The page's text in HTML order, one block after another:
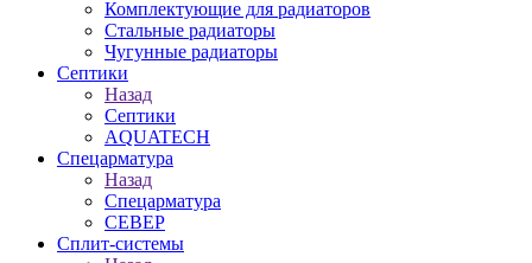
Комплектующие для радиаторов
Стальные радиаторы
Чугунные радиаторы
Септики
Назад
Септики
AQUATECH
Спецарматура
Назад
Спецарматура
СЕВЕР
Сплит-системы